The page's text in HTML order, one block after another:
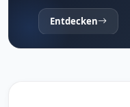
Konfigurationen
Entdecken